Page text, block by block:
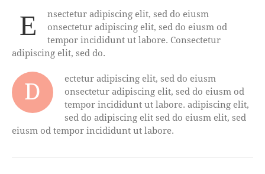
E
nsectetur adipiscing elit, sed do eiusm
onsectetur adipiscing elit, sed do eiusm od
tempor incididunt ut labore. Consectetur
adipiscing elit, sed do.
D
ectetur adipiscing elit, sed do eiusm
onsectetur adipiscing elit, sed do eiusm od
tempor incididunt ut labore. adipiscing elit,
sed do adipiscing elit sed do eiusm elit, sed
eiusm od tempor incididunt ut labore.